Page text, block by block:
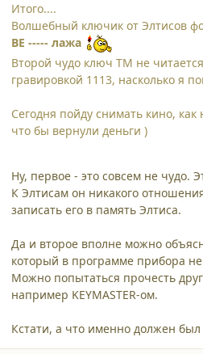
Итого....
Волшебный ключик от Элтисов
BE ----- лажа
Второй чудо ключ ТМ не
гравировкой 1113, насколько я
Сегодня пойду снимать кино,
что бы вернули деньги )
Ну, первое - это совсем не чудо.
К Элтисам он никакого
записать его в память Элтиса.
Да и второе вполне можно
который в программе прибора
Можно попытаться прочесть
например KEYMASTER-ом.
Кстати, а что именно должен был